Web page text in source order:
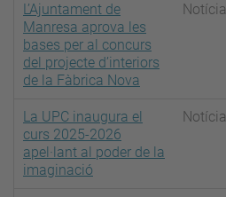
L’Ajuntament de
Manresa aprova les
bases per al concurs
del projecte d’interiors
de la Fàbrica Nova
Notícia
La UPC inaugura el
curs 2025-2026
apel·lant al poder de la
imaginació
Notícia